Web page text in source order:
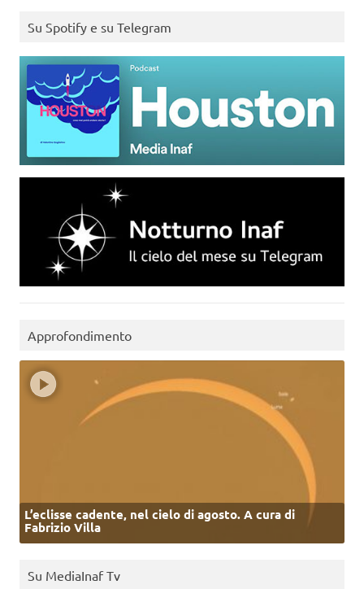
Su Spotify e su Telegram
Approfondimento
L’eclisse cadente, nel cielo di agosto. A cura di
Fabrizio Villa
Su MediaInaf Tv